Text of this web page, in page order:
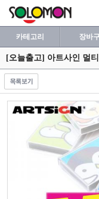
카테고리 장바
[오늘출고] 아트사인 멀